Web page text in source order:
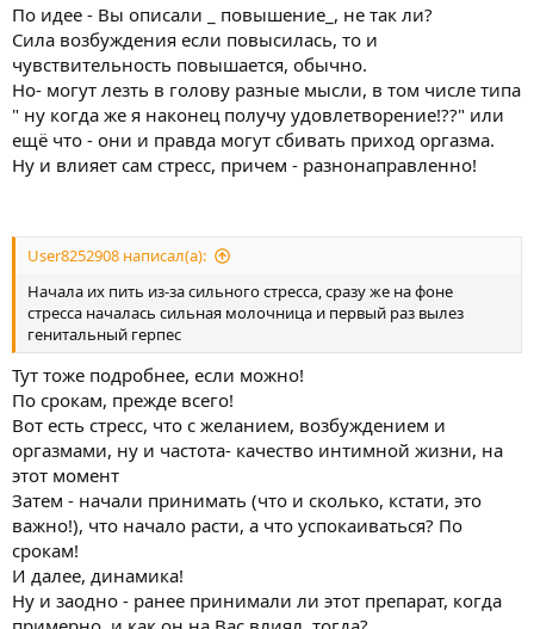
По идее - Вы описали _ повышение_, не так ли?
Сила возбуждения если повысилась, то и
чувствительность повышается, обычно.
Но- могут лезть в голову разные мысли, в том числе типа
" ну когда же я наконец получу удовлетворение!??" или
ещё что - они и правда могут сбивать приход оргазма.
Ну и влияет сам стресс, причем - разнонаправленно!
User8252908 написал(а):
Начала их пить из-за сильного стресса, сразу же на фоне
стресса началась сильная молочница и первый раз вылез
генитальный герпес
Тут тоже подробнее, если можно!
По срокам, прежде всего!
Вот есть стресс, что с желанием, возбуждением и
оргазмами, ну и частота- качество интимной жизни, на
этот момент
Затем - начали принимать (что и сколько, кстати, это
важно!), что начало расти, а что успокаиваться? По
срокам!
И далее, динамика!
Ну и заодно - ранее принимали ли этот препарат, когда